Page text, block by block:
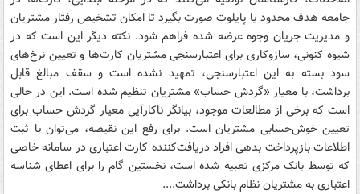
جامعه هدف محدود یا پایلوت صورت بگیرد تا امکان تشخیص رفتار مشتریان
و مدیریت جریان وجوه عرضه شده فراهم شود. نکته دیگر این است که در
شیوه کنونی، سازوکاری برای اعتبارسنجی مشتریان کارت‌ها و تعیین نرخ‌های
سود بسته به این اعتبارسنجی، تمهید نشده است و سقف مبالغ قابل
برداشت، با معیار «گردش حساب» مشتریان تنظیم شده است. این در حالی
است که برخی از مطالعات موجود، بیانگر ناکارآیی معیار گردش حساب برای
تعیین خوش‌حسابی مشتریان است. برای رفع این نقیصه، می‌توان با ثبت
اطلاعات بازپرداخت بدهی افراد دریافت‌کننده کارت اعتباری در سامانه خاصی
که توسط بانک مرکزی تعبیه شده است، نخستین گام را برای اعطای شناسه
اعتباری به مشتریان نظام بانکی برداشت....